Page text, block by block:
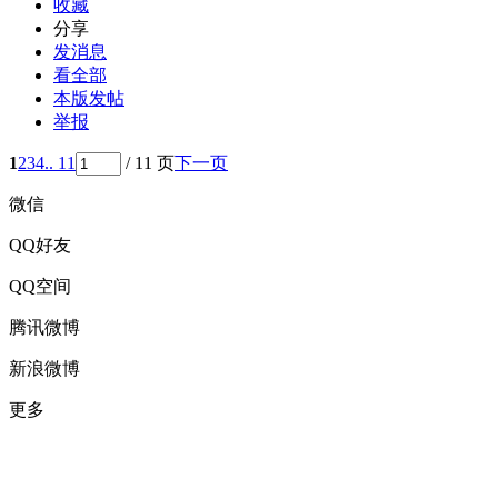
收藏
分享
发消息
看全部
本版发帖
举报
1234.. 11 / 11 页下一页
微信
QQ好友
QQ空间
腾讯微博
新浪微博
更多